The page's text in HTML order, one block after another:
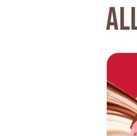
International
Español
Nederlands